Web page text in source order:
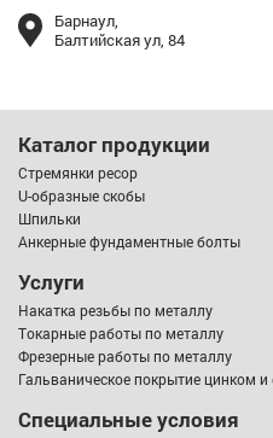
Барнаул,
Балтийская ул, 84
Каталог продукции
Стремянки ресор
U-образные скобы
Шпильки
Анкерные фундаментные болты
Услуги
Накатка резьбы по металлу
Токарные работы по металлу
Фрезерные работы по металлу
Гальваническое покрытие цинком
Специальные условия